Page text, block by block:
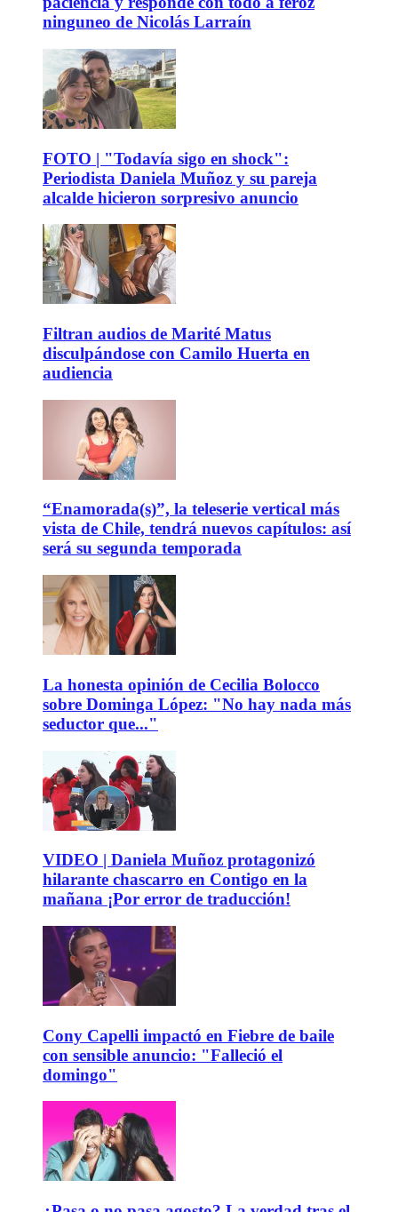
ninguneo de Nicolás Larraín
FOTO | "Todavía sigo en shock":
Periodista Daniela Muñoz y su pareja
alcalde hicieron sorpresivo anuncio
Filtran audios de Marité Matus
disculpándose con Camilo Huerta en
audiencia
“Enamorada(s)”, la teleserie vertical más
vista de Chile, tendrá nuevos capítulos: así
será su segunda temporada
La honesta opinión de Cecilia Bolocco
sobre Dominga López: "No hay nada más
seductor que..."
VIDEO | Daniela Muñoz protagonizó
hilarante chascarro en Contigo en la
mañana ¡Por error de traducción!
Cony Capelli impactó en Fiebre de baile
con sensible anuncio: "Falleció el
domingo"